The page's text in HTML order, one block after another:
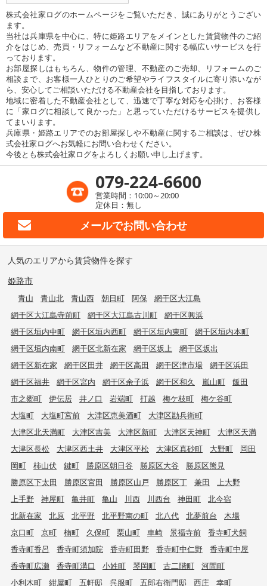
株式会社家ログのホームページをご覧いただき、誠にありがとうござい
ます。
当社は兵庫県を中心に、特に姫路エリアをメインとした賃貸物件のご紹
介をはじめ、売買・リフォームなど不動産に関する幅広いサービスを行
っております。
お部屋探しはもちろん、物件の管理、不動産のご売却、リフォームのご
相談まで、お客様一人ひとりのご希望やライフスタイルに寄り添いなが
ら、安心してご相談いただける不動産会社を目指しております。
地域に密着した不動産会社として、迅速で丁寧な対応を心掛け、お客様
に「家ログに相談して良かった」と思っていただけるサービスを提供し
てまいります。
兵庫県・姫路エリアでのお部屋探しや不動産に関するご相談は、ぜひ株
式会社家ログへお気軽にお問い合わせください。
今後とも株式会社家ログをよろしくお願い申し上げます。
079-224-6600
営業時間：10:00～20:00
定休日：無し
メールでお問い合わせ
人気のエリアから賃貸物件を探す
姫路市
青山 青山北 青山西 朝日町 阿保
網干区大江島
網干区大江島寺前町
網干区大江島古川町
網干区興浜
網干区垣内中町
網干区垣内西町 網干区垣内東町
網干区垣内本町
網干区垣内南町
網干区北新在家 網干区坂上
網干区坂出
網干区新在家
網干区田井 網干区高田 網干区津市場
網干区浜田
網干区福井
網干区宮内 網干区余子浜 網干区和久 嵐山町
飯田
市之郷町
伊伝居 井ノ口 岩端町 打越 梅ケ枝町
梅ケ谷町
大塩町
大塩町宮前 大津区恵美酒町
大津区勘兵衛町
大津区北天満町
大津区吉美 大津区新町 大津区天神町
大津区天満
大津区長松
大津区西土井 大津区平松 大津区真砂町 大野町
岡田
岡町
柿山伏 鍵町 勝原区朝日谷 勝原区大谷
勝原区熊見
勝原区下太田
勝原区宮田 勝原区山戸 勝原区丁 兼田
上大野
上手野
神屋町 亀井町 亀山 川西 川西台 神田町
北今宿
北新在家
北原 北平野 北平野南の町 北八代 北夢前台
木場
京口町
京町 楠町 久保町 栗山町 車崎 景福寺前
香寺町犬飼
香寺町香呂
香寺町須加院 香寺町田野 香寺町中仁野
香寺町中屋
香寺町広瀬
香寺町溝口 小姓町 琴岡町 古二階町
河間町
小利木町
紺屋町 五軒邸 呉服町 五郎右衛門邸 西庄 幸町